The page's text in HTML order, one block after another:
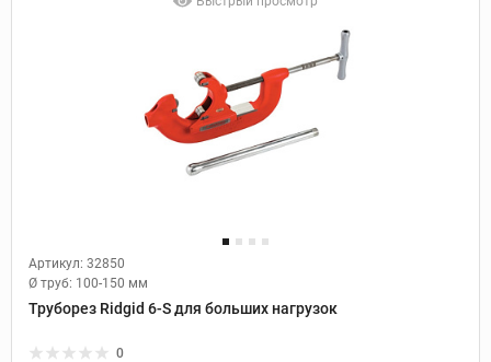
Артикул: 32850
Ø труб: 100-150 мм
Труборез Ridgid 6-S для больших нагрузок
0